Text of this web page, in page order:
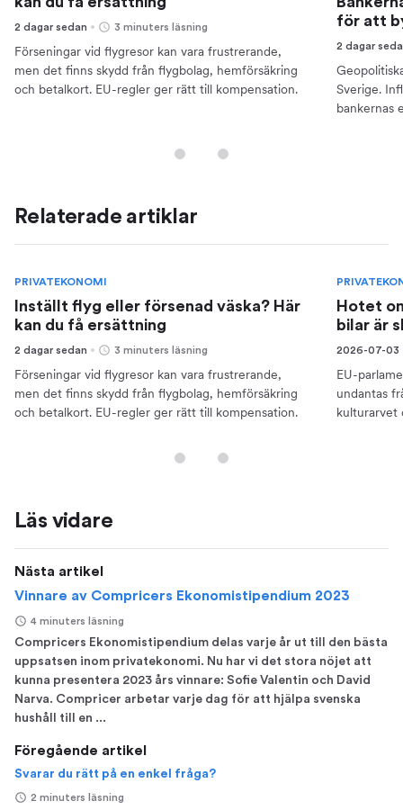
2 dagar sedan 3 minuters läsning
Förseningar vid flygresor kan vara frustrerande,
men det finns skydd från flygbolag, hemförsäkring
och betalkort. EU-regler ger rätt till kompensation.
för att
2 dagar
Sverige.
bankernas
Relaterade artiklar
PRIVATEKONOMI
Inställt flyg eller försenad väska? Här
kan du få ersättning
2 dagar sedan 3 minuters läsning
Förseningar vid flygresor kan vara frustrerande,
men det finns skydd från flygbolag, hemförsäkring
och betalkort. EU-regler ger rätt till kompensation.
Hotet
bilar är
2026-07-03
EU-
undantas
kulturarvet
Läs vidare
Nästa artikel
Vinnare av Compricers Ekonomistipendium 2023
4 minuters läsning
Compricers Ekonomistipendium delas varje år ut till den bästa
uppsatsen inom privatekonomi. Nu har vi det stora nöjet att
kunna presentera 2023 års vinnare: Sofie Valentin och David
Narva. Compricer arbetar varje dag för att hjälpa svenska
hushåll till en ...
Föregående artikel
Svarar du rätt på en enkel fråga?
2 minuters läsning